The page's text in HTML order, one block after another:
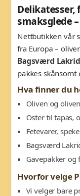
Delikatesser,
smaksglede
Nettbutikken vår
fra Europa –
Bagsværd
pakkes skånsomt
Hva finner du
Oliven og
Oster til tapas,
Fetevarer,
Bagsværd
Gavepakker
Hvorfor velge
Vi velger bare